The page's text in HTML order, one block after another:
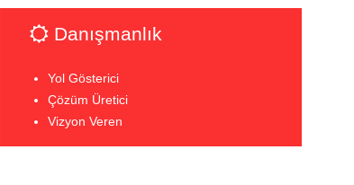
Danışmanlık
Yol Gösterici
Çözüm Üretici
Vizyon Veren